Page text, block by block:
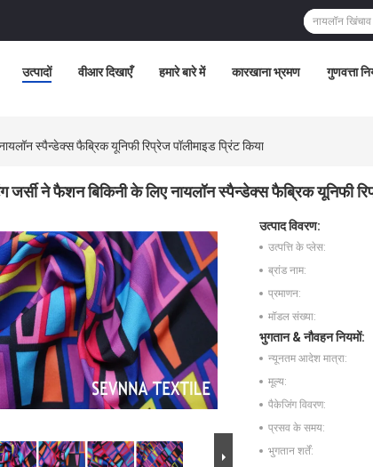
उत्पादों वीआर दिखाएँ हमारे बारे में कारखाना भ्रमण गुणवत्ता
स्पैन्डेक्स फैब्रिक यूनिफी रिप्रेज पॉलीमाइड प्रिंट किया
जर्सी ने फैशन बिकिनी के लिए नायलॉन स्पैन्डेक्स फैब्रिक यूनिफी
उत्पाद विवरण:
उत्पत्ति के प्लेस:
ब्रांड नाम:
प्रमाणन:
मॉडल संख्या:
भुगतान & नौवहन नियमों:
न्यूनतम आदेश मात्रा:
मूल्य:
पैकेजिंग विवरण:
प्रसव के समय:
भुगतान शर्तें: